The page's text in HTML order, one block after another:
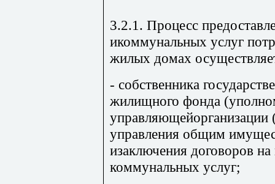
3.2.1. Процесс
икоммунальных услуг
жилых домах
- собственника
жилищного фонда
управляющейорганизации
управления общим
изаключения договоров
коммунальных услуг;